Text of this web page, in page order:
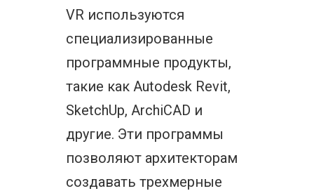
VR используются
специализированные
программные продукты,
такие как Autodesk Revit,
SketchUp, ArchiCAD и
другие. Эти программы
позволяют архитекторам
создавать трехмерные